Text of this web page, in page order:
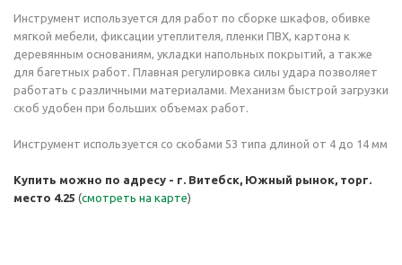
Инструмент используется для работ по сборке шкафов, обивке
мягкой мебели, фиксации утеплителя, пленки ПВХ, картона к
деревянным основаниям, укладки напольных покрытий, а также
для багетных работ. Плавная регулировка силы удара позволяет
работать с различными материалами. Механизм быстрой загрузки
скоб удобен при больших объемах работ.
Инструмент используется со скобами 53 типа длиной от 4 до 14 мм
Купить можно по адресу - г. Витебск, Южный рынок, торг.
место 4.25 (смотреть на карте)